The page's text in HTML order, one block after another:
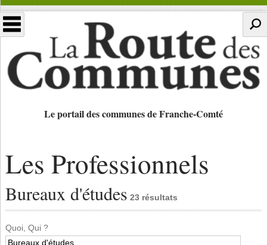
Le portail des communes de Franche-Comté
Les Professionnels
Bureaux d'études 23 résultats
Quoi, Qui ?